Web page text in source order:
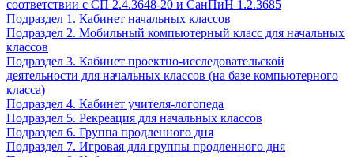
соответствии с СП 2.4.3648-20 и СанПиН 1.2.3685
Подраздел 1. Кабинет начальных классов
Подраздел 2. Мобильный компьютерный класс для начальных
классов
Подраздел 3. Кабинет проектно-исследовательской
деятельности для начальных классов (на базе компьютерного
класса)
Подраздел 4. Кабинет учителя-логопеда
Подраздел 5. Рекреация для начальных классов
Подраздел 6. Группа продленного дня
Подраздел 7. Игровая для группы продленного дня